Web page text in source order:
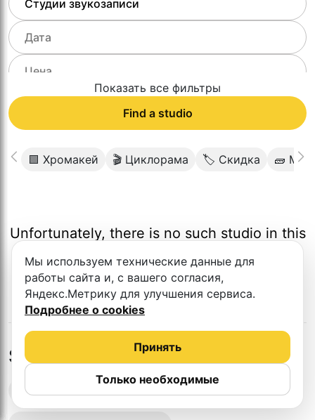
Показать все фильтры
Find a studio
🟩 Хромакей 🎬 Циклорама 🏷 Скидка 🧱
Unfortunately, there is no such studio in this
Studios in nearby cities
Podcast recording studios
Мы используем технические данные для
работы сайта и, с вашего согласия,
Яндекс.Метрику для улучшения сервиса.
Подробнее о cookies
Только необходимые
Принять